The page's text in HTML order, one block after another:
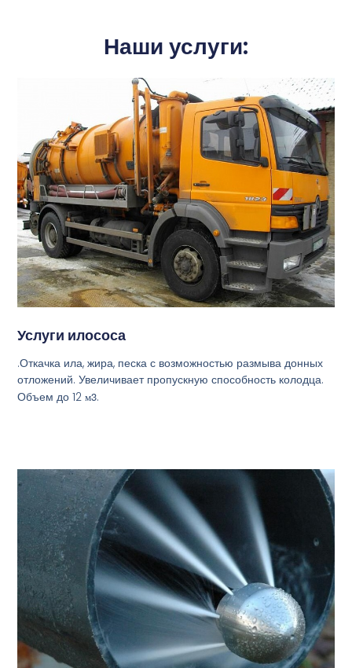
Наши услуги:
Услуги илососа
.Откачка ила, жира, песка с возможностью размыва донных
отложений. Увеличивает пропускную способность колодца.
Объем до 12м3.